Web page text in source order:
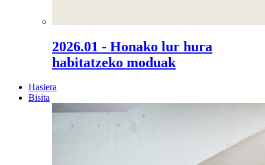
2026.01 - Honako lur hura
habitatzeko moduak
Hasiera
Bisita